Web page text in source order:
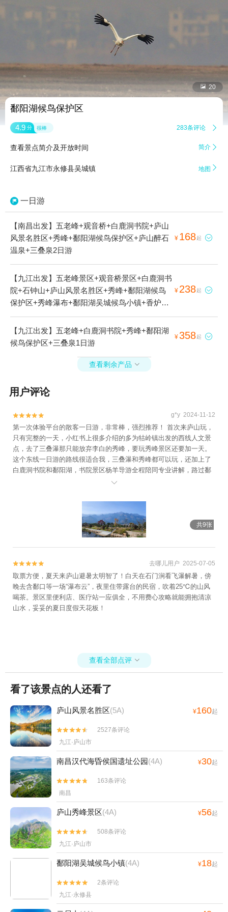
 20
鄱阳湖候鸟保护区
4.9 分 很棒 283条评论 
查看景点简介及开放时间 简介 
江西省九江市永修县吴城镇 地图 
一日游
【南昌出发】五老峰+观音桥+白鹿洞书院+庐山
风景名胜区+秀峰+鄱阳湖候鸟保护区+庐山醉石
温泉+三叠泉2日游
¥ 168起 
【九江出发】五老峰景区+观音桥景区+白鹿洞书
院+石钟山+庐山风景名胜区+秀峰+鄱阳湖候鸟
保护区+秀峰瀑布+鄱阳湖吴城候鸟小镇+香炉峰
+秀峰索道+庐山宋美龄别墅1日游
¥ 238起 
【九江出发】五老峰+白鹿洞书院+秀峰+鄱阳湖
候鸟保护区+三叠泉1日游
¥358起 
查看剩余产品 
用户评论

 g*y 2024-11-12
第一次体验平台的散客一日游，非常棒，强烈推荐！ 首次来庐山玩，
只有完整的一天，小红书上很多介绍的多为牯岭镇出发的西线人文景
点，去了三叠瀑那只能放弃李白的秀峰，要玩秀峰景区还要加一天。
这个东线一日游的路线很适合我，三叠瀑和秀峰都可以玩，还加上了
白鹿洞书院和鄱阳湖，书院景区杨羊导游全程陪同专业讲解，路过鄱
阳湖我们还在秋季枯水期鄱阳湖大草原留了念。 跟团游不用考虑各个
也不赶，到点了上车，认准自己的大巴就行了。 最后总结，一直以来
喜欢自由行的我，对于这个价格含门票索道和交通简直就是性价比无

共9张


看了该景点的人还看了
庐山风景名胜区(5A) ¥160起
九江·庐山市
南昌汉代海昏侯国遗址公园(4A) ¥30起
南昌
庐山秀峰景区(4A) ¥56起
九江·庐山市
鄱阳湖吴城候鸟小镇(4A) ¥18起